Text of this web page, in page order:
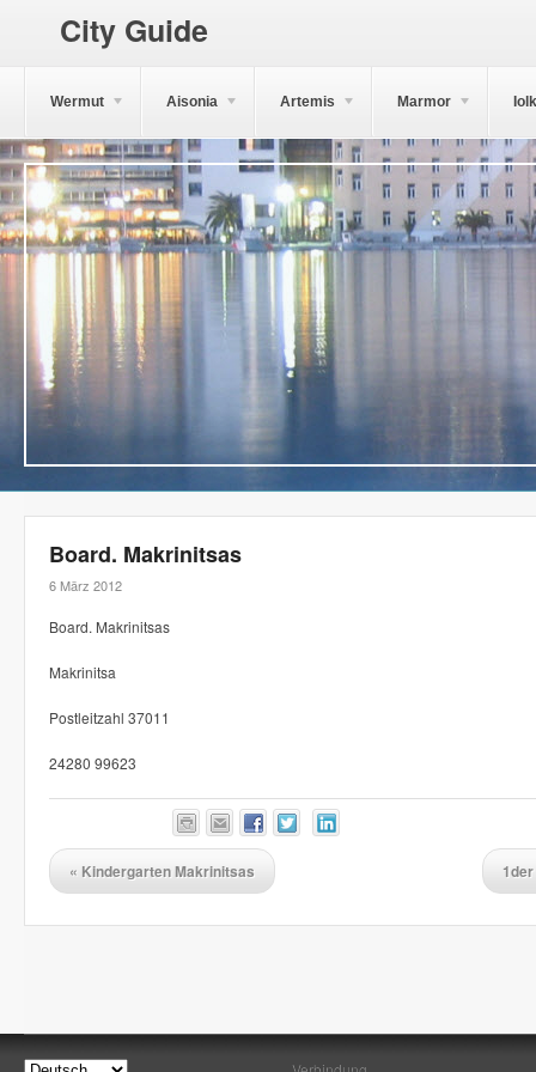
City Guide
Wermut Aisonia Artemis Marmor
Board. Makrinitsas
6 März 2012
Board. Makrinitsas
Makrinitsa
Postleitzahl 37011
24280 99623
« Kindergarten Makrinitsas